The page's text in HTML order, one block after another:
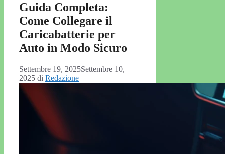
Guida Completa:
Come Collegare il
Caricabatterie per
Auto in Modo Sicuro
Settembre 19, 2025Settembre 10,
2025 di Redazione